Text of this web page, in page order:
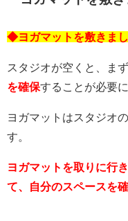
◆ヨガマットを敷きま
スタジオが空くと、ま
を確保することが必要
ヨガマットはスタジオ
す。
ヨガマットを取りに行
て、自分のスペースを